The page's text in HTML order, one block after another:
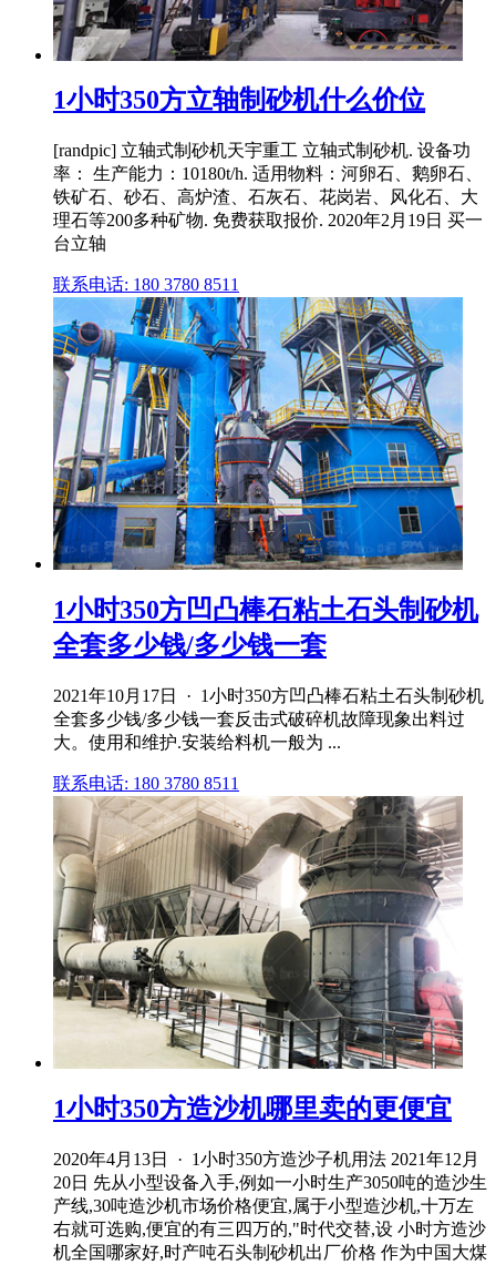
1小时350方立轴制砂机什么价位
[randpic] 立轴式制砂机天宇重工 立轴式制砂机. 设备功
率： 生产能力：10180t/h. 适用物料：河卵石、鹅卵石、
铁矿石、砂石、高炉渣、石灰石、花岗岩、风化石、大
理石等200多种矿物. 免费获取报价. 2020年2月19日 买一
台立轴
联系电话: 180 3780 8511
1小时350方凹凸棒石粘土石头制砂机
全套多少钱/多少钱一套
2021年10月17日 · 1小时350方凹凸棒石粘土石头制砂机
全套多少钱/多少钱一套反击式破碎机故障现象出料过
大。使用和维护.安装给料机一般为 ...
联系电话: 180 3780 8511
1小时350方造沙机哪里卖的更便宜
2020年4月13日 · 1小时350方造沙子机用法 2021年12月
20日 先从小型设备入手,例如一小时生产3050吨的造沙生
产线,30吨造沙机市场价格便宜,属于小型造沙机,十万左
右就可选购,便宜的有三四万的,"时代交替,设 小时方造沙
机全国哪家好,时产吨石头制砂机出厂价格 作为中国大煤